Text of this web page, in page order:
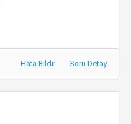
Hata Bildir Soru Detay